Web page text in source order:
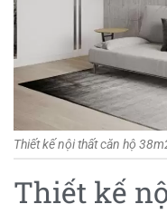
Thiết kế nội thất căn hộ
Thiết kế